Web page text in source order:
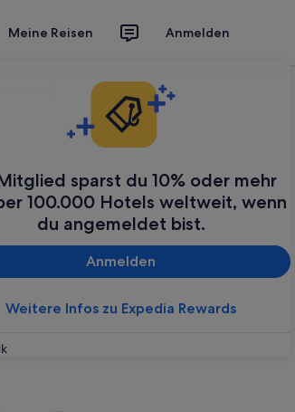
Meine Reisen Anmelden
sparst du 10% oder mehr
100.000 Hotels weltweit, wenn
du angemeldet bist.
Anmelden
Weitere Infos zu Expedia Rewards